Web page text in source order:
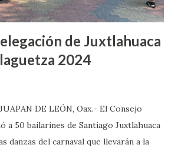
de Juxtlahuaca
2024
DE LEÓN, Oax.- El Consejo
a 50 bailarines de Santiago Juxtlahuaca
danzas del carnaval que llevarán a la